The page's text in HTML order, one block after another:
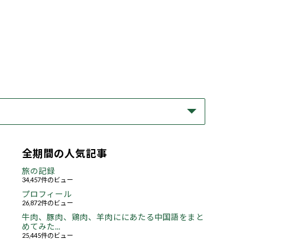
全期間の人気記事
旅の記録
34,457件のビュー
プロフィール
26,872件のビュー
牛肉、豚肉、鶏肉、羊肉ににあたる中国語をまと
めてみた...
25,445件のビュー